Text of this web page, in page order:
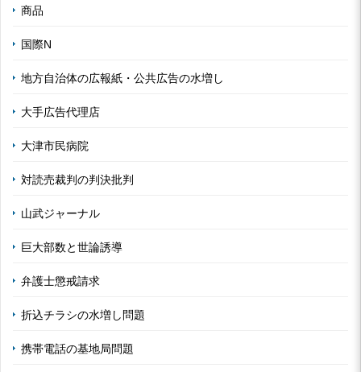
商品
国際N
地方自治体の広報紙・公共広告の水増し
大手広告代理店
大津市民病院
対読売裁判の判決批判
山武ジャーナル
巨大部数と世論誘導
弁護士懲戒請求
折込チラシの水増し問題
携帯電話の基地局問題